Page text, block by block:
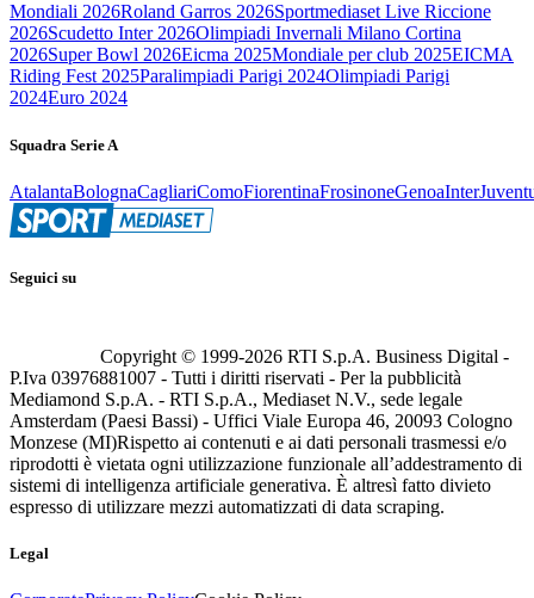
Mondiali 2026Roland Garros 2026Sportmediaset Live Riccione
2026Scudetto Inter 2026Olimpiadi Invernali Milano Cortina
2026Super Bowl 2026Eicma 2025Mondiale per club 2025EICMA
Riding Fest 2025Paralimpiadi Parigi 2024Olimpiadi Parigi
2024Euro 2024
Squadra Serie A
AtalantaBolognaCagliariComoFiorentinaFrosinoneGenoaInter
Seguici su
Copyright © 1999-2026 RTI S.p.A. Business Digital -
P.Iva 03976881007 - Tutti i diritti riservati - Per la pubblicità
Mediamond S.p.A. - RTI S.p.A., Mediaset N.V., sede legale
Amsterdam (Paesi Bassi) - Uffici Viale Europa 46, 20093 Cologno
Monzese (MI)Rispetto ai contenuti e ai dati personali trasmessi e/o
riprodotti è vietata ogni utilizzazione funzionale all’addestramento di
sistemi di intelligenza artificiale generativa. È altresì fatto divieto
espresso di utilizzare mezzi automatizzati di data scraping.
Legal